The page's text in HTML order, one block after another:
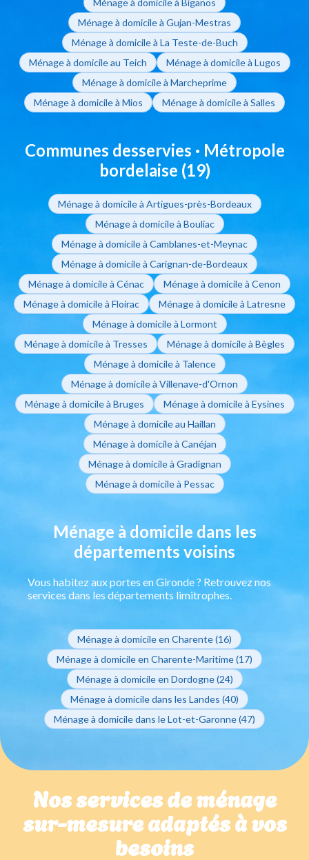
Ménage à domicile à Biganos
Ménage à domicile à Gujan-Mestras
Ménage à domicile à La Teste-de-Buch
Ménage à domicile au Teich
Ménage à domicile à Lugos
Ménage à domicile à Marcheprime
Ménage à domicile à Mios
Ménage à domicile à Salles
Communes desservies · Métropole
bordelaise (19)
Ménage à domicile à Artigues-près-Bordeaux
Ménage à domicile à Bouliac
Ménage à domicile à Camblanes-et-Meynac
Ménage à domicile à Carignan-de-Bordeaux
Ménage à domicile à Cénac
Ménage à domicile à Cenon
Ménage à domicile à Floirac
Ménage à domicile à Latresne
Ménage à domicile à Lormont
Ménage à domicile à Tresses
Ménage à domicile à Bègles
Ménage à domicile à Talence
Ménage à domicile à Villenave-d'Ornon
Ménage à domicile à Bruges
Ménage à domicile à Eysines
Ménage à domicile au Haillan
Ménage à domicile à Canéjan
Ménage à domicile à Gradignan
Ménage à domicile à Pessac
Ménage à domicile dans les
départements voisins
Vous habitez aux portes en Gironde ? Retrouvez nos
services dans les départements limitrophes.
Ménage à domicile en Charente (16)
Ménage à domicile en Charente-Maritime (17)
Ménage à domicile en Dordogne (24)
Ménage à domicile dans les Landes (40)
Ménage à domicile dans le Lot-et-Garonne (47)
Nos services de ménage
sur-mesure adaptés à vos
besoins